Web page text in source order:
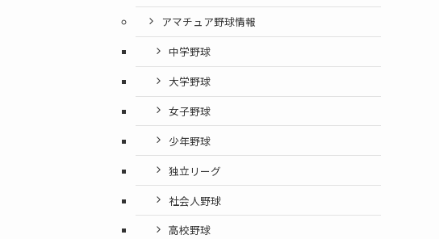
アマチュア野球情報
中学野球
大学野球
女子野球
少年野球
独立リーグ
社会人野球
高校野球